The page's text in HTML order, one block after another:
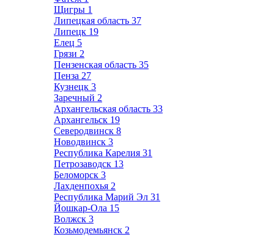
Щигры 1
Липецкая область 37
Липецк 19
Елец 5
Грязи 2
Пензенская область 35
Пенза 27
Кузнецк 3
Заречный 2
Архангельская область 33
Архангельск 19
Северодвинск 8
Новодвинск 3
Республика Карелия 31
Петрозаводск 13
Беломорск 3
Лахденпохья 2
Республика Марий Эл 31
Йошкар-Ола 15
Волжск 3
Козьмодемьянск 2